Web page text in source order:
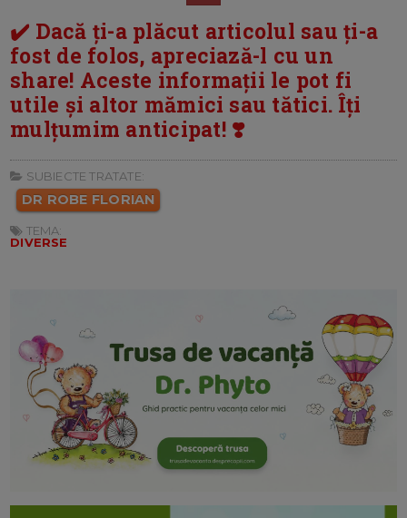
✔️ Dacă ți-a plăcut articolul sau ți-a
fost de folos, apreciază-l cu un
share! Aceste informații le pot fi
utile și altor mămici sau tătici. Îți
mulțumim anticipat! ❣️
SUBIECTE TRATATE:
DR ROBE FLORIAN
TEMA:
DIVERSE